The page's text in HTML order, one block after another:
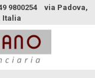
9800254 via Padova,
Italia